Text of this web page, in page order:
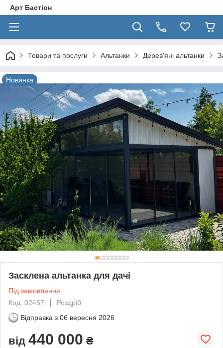
Арт Бастіон
Товари та послуги Альтанки Дерев'яні альтанки
Новинка
Засклена альтанка для дачі
Під замовлення
Код: 02457
Роздріб
Відправка з 06 вересня 2026
від 440 000 ₴